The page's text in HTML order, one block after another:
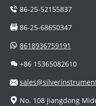
86-25-52155837
86-25-68650347
8618936759191
+86 15365082610
No. 108 Jiangdong